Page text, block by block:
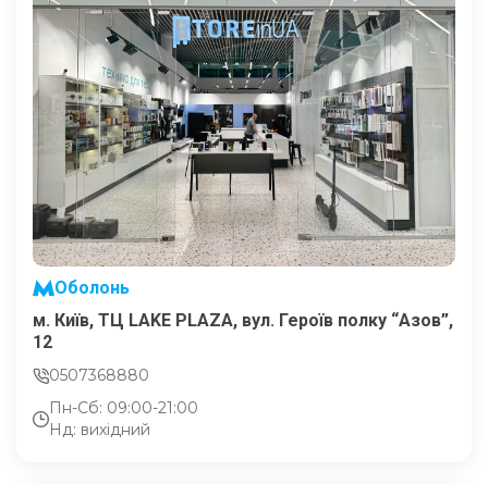
Оболонь
м. Київ, ТЦ LAKE PLAZA, вул. Героїв полку “Азов”,
12
0507368880
Пн-Сб: 09:00-21:00
Нд: вихідний